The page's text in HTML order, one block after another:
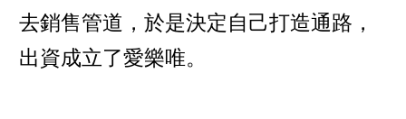
去銷售管道，於是決定自己打造通路，
出資成立了愛樂唯。